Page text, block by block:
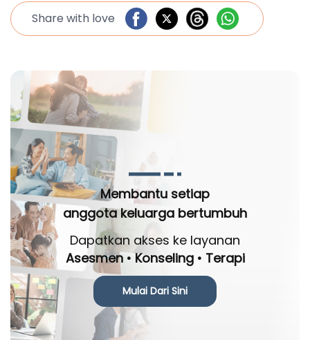
Share with love
Membantu setiap
anggota keluarga bertumbuh
Dapatkan akses ke layanan
Asesmen • Konseling • Terapi
Mulai Dari Sini